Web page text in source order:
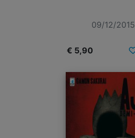
09/12/2015
€ 5,90